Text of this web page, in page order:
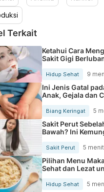
Terkait
Ketahui Cara
Sakit Gigi
Hidup Sehat 9
Ini Jenis Gatal
Anak, Gejala dan
Mengobatinya
Biang Keringat 5
Sakit Perut
Bawah? Ini
Sakit Perut 5 menit
Pilihan Menu
Sehat dan Lezat
Mengurangi
Hidup Sehat 5